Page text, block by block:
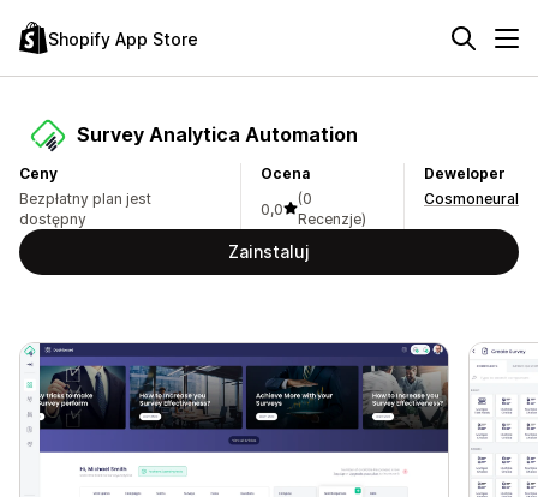
Shopify App Store
Survey Analytica Automation
Ceny
Bezpłatny plan jest
dostępny
Ocena
0,0
(0
Recenzje)
Deweloper
Cosmoneural
Zainstaluj